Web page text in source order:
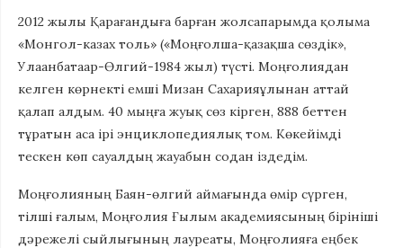
2012 жылы Қарағандыға барған жолсапарымда қолыма
«Монгол-казах толь» («Моңғолша-қазақша сөздік»,
Улаанбатаар-Өлгий-1984 жыл) түсті. Моңғолиядан
келген көрнекті емші Мизан Сахарияұлынан аттай
қалап алдым. 40 мыңға жуық сөз кірген, 888 беттен
тұратын аса ірі энциклопедиялық том. Көкейімді
тескен көп сауалдың жауабын содан іздедім.
Моңғолияның Баян-өлгий аймағында өмір сүрген,
тілші ғалым, Моңғолия Ғылым академиясының бірініші
дәрежелі сыйлығының лауреаты, Моңғолияға еңбек